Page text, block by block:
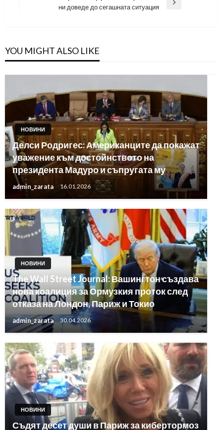
ни доведе до сегашната ситуация
YOU MIGHT ALSO LIKE
НОВИНИ
Делси Родригес: Американците да покажат
уважение към достойнството на
президента Мадуро и съпругата му
admin_zarata 16.01.2026
НОВИНИ
The Wall Street Journal: Вашингтон създава
нова коалиция за Ормузкия проток след
отказа на Лондон, Париж и Токио
admin_zarata 30.04.2026
НОВИНИ
Съдят десет души в Париж за кибертормоз